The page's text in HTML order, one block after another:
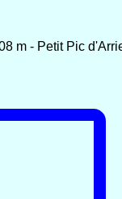
m - Petit Pic